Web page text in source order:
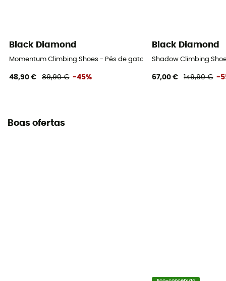
Black Diamond
Momentum Climbing Shoes - Pés de gato homem
48,90 € 89,90 € -45%
Black Diamond
Shadow Climbing
67,00 € 149,90 € -
Boas ofertas